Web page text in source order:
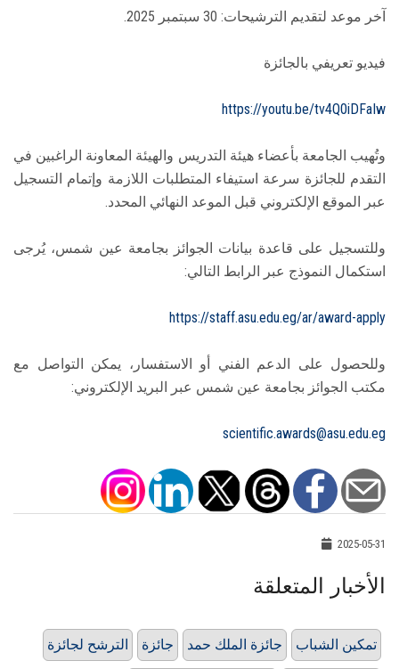
آخر موعد لتقديم الترشيحات: 30 سبتمبر 2025.
فيديو تعريفي بالجائزة
https://youtu.be/tv4Q0iDFaIw
وتُهيب الجامعة بأعضاء هيئة التدريس والهيئة المعاونة الراغبين في
التقدم للجائزة سرعة استيفاء المتطلبات اللازمة وإتمام التسجيل
عبر الموقع الإلكتروني قبل الموعد النهائي المحدد.
وللتسجيل على قاعدة بيانات الجوائز بجامعة عين شمس، يُرجى
استكمال النموذج عبر الرابط التالي:
https://staff.asu.edu.eg/ar/award-apply
وللحصول على الدعم الفني أو الاستفسار، يمكن التواصل مع
مكتب الجوائز بجامعة عين شمس عبر البريد الإلكتروني:
scientific.awards@asu.edu.eg
2025-05-31
الأخبار المتعلقة
الترشح لجائزة جائزة جائزة الملك حمد تمكين الشباب